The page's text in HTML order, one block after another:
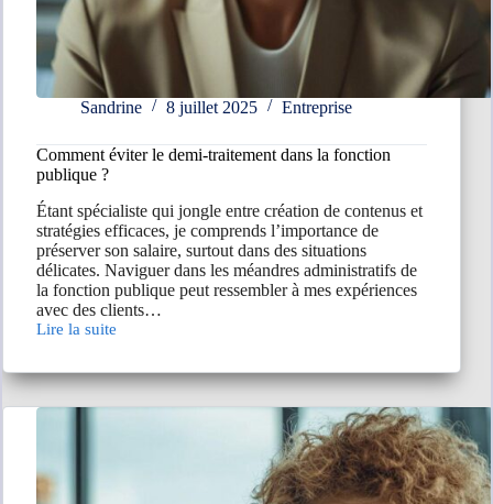
Sandrine 8 juillet 2025 Entreprise
Comment éviter le demi-traitement dans la fonction
publique ?
Étant spécialiste qui jongle entre création de contenus et
stratégies efficaces, je comprends l’importance de
préserver son salaire, surtout dans des situations
délicates. Naviguer dans les méandres administratifs de
la fonction publique peut ressembler à mes expériences
avec des clients…
Lire la suite
Comment
le
demi-
traitement
fonction